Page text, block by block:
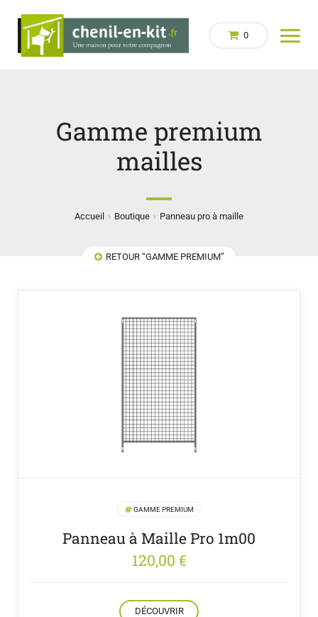
0
Gamme premium
mailles
Accueil › Boutique › Panneau pro à maille
RETOUR “GAMME PREMIUM”
GAMME PREMIUM
Panneau à Maille Pro 1m00
120,00 €
DÉCOUVRIR